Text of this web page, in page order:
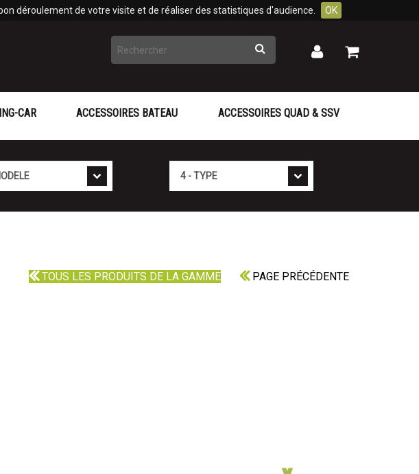
déroulement de votre visite et de réaliser des statistiques d'audience. OK
Rechercher Mon
Mon
CAR ACCESSOIRES BATEAU ACCESSOIRES QUAD & SSV
TOUS LES PRODUITS DE LA GAMME PAGE PRÉCÉDENTE